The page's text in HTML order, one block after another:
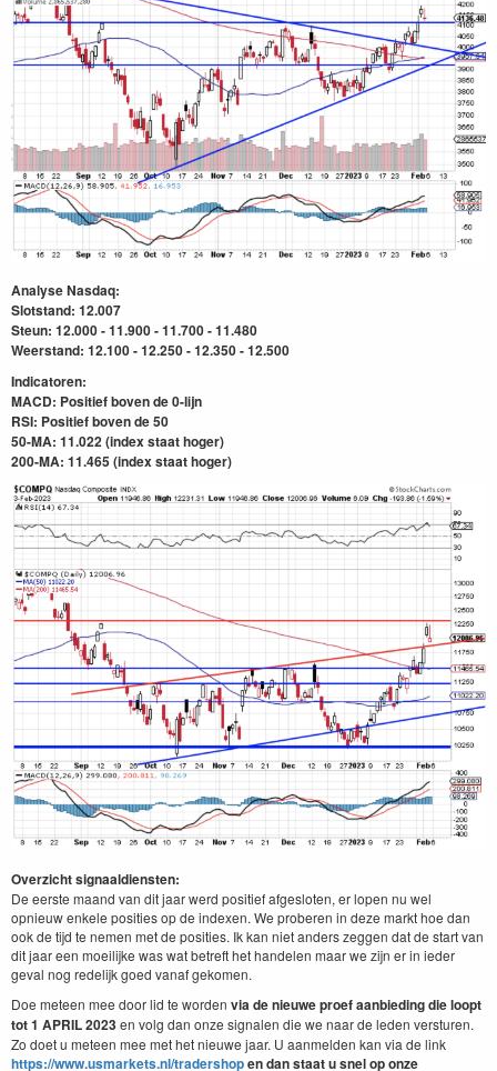
Analyse Nasdaq:
Slotstand: 12.007
Steun: 12.000 - 11.900 - 11.700 - 11.480
Weerstand: 12.100 - 12.250 - 12.350 - 12.500
Indicatoren:
MACD: Positief boven de 0-lijn
RSI: Positief boven de 50
50-MA: 11.022 (index staat hoger)
200-MA: 11.465(index staat hoger)
Overzicht signaaldiensten:
De eerste maand van dit jaar werd positief afgesloten, er lopen nu wel
opnieuw enkele posities op de indexen. We proberen in deze markt hoe dan
ook de tijd te nemen met de posities. Ik kan niet anders zeggen dat de start van
dit jaar een moeilijke was wat betreft het handelen maar we zijn er in ieder
geval nog redelijk goed vanaf gekomen.
Doe meteen mee door lid te worden via de nieuwe proef aanbieding die loopt
tot 1 APRIL 2023en volg dan onze signalen die we naar de leden versturen.
Zo doet u meteen mee met het nieuwe jaar. U aanmelden kan via de link
https://www.usmarkets.nl/tradershopen dan staat u snel op onze